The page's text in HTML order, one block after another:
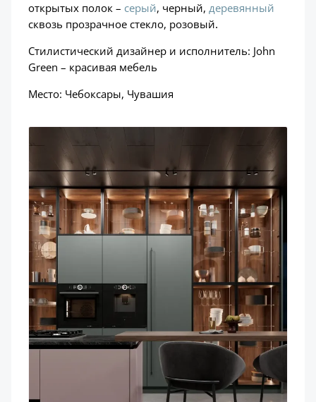
открытых полок – серый, черный,деревянный
сквозь прозрачное стекло, розовый.
Стилистический дизайнер и исполнитель: John
Green – красивая мебель
Место: Чебоксары, Чувашия